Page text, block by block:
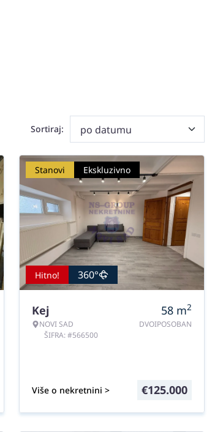
Sortiraj: po datumu
Stanovi Ekskluzivno
Hitno! 360°
Kej
NOVI SAD
ŠIFRA: #566500
58 m2
DVOIPOSOBAN
Više o nekretnini > €125.000